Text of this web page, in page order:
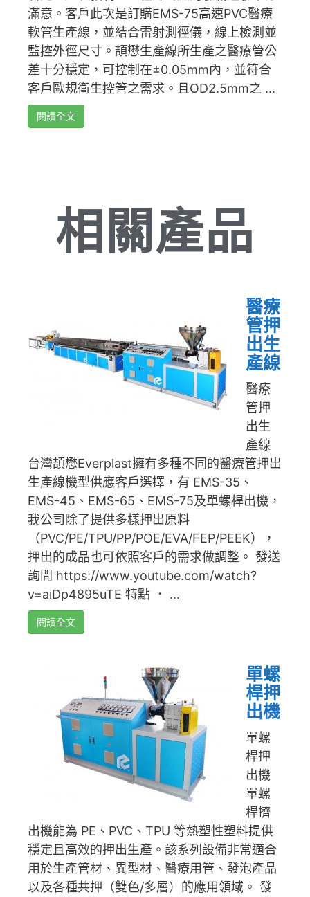
滿意。客戶此次是訂購EMS-75高速PVC醫療
軟管生產線，並結合雷射測徑儀，線上檢測並
監控外徑尺寸。頡懋生產線所生產之醫療管公
差十分穩定，可控制在±0.05mm內，並符合
客戶歐規衛生控管之需求。且OD2.5mm之 ...
閱讀全文
相關產品
醫療
管押
出生
產線
醫療
管押
出生
產線
台灣頡懋Everplast擁有多種不同的醫療管押出
生產線機型供應客戶選擇，有 EMS-35、
EMS-45、EMS-65、EMS-75及單螺桿出機，
我公司除了提供多樣押出原料
（PVC/PE/TPU/PP/POE/EVA/FEP/PEEK），
押出的成品也可依照客戶的需求做調整。 發送
詢問 https://www.youtube.com/watch?
v=aiDp4895uTE 特點 ． ...
閱讀全文
單螺
桿押
出機
單螺
桿押
出機
單螺
桿擠
出機能為 PE、PVC、TPU 等熱塑性塑料提供
穩定且高效的押出生產。該系列設備非常適合
用於生產管材、異型材、醫療用管、發泡產品
以及各種共押（雙色/多層）的應用領域。 發